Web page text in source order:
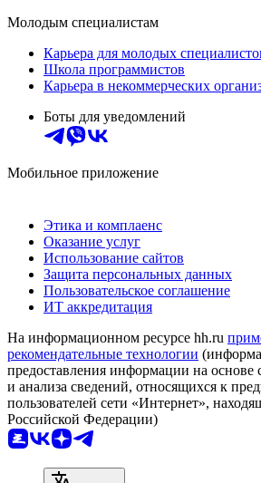
Молодым специалистам
Карьера для молодых
Школа программистов
Карьера в некоммерческих
Боты для уведомлений
Мобильное приложение
Этика и комплаенс
Оказание услуг
Использование сайтов
Защита персональных данных
Пользовательское соглашение
ИТ аккредитация
На информационном ресурсе hh.ru
рекомендательные технологии
предоставления информации на основе
и анализа сведений, относящихся к
пользователей сети «Интернет»,
Российской Федерации)